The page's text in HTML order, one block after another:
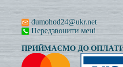
dumohod24@ukr.net
Передзвонити мені
ПРИЙМАЄМО ДО